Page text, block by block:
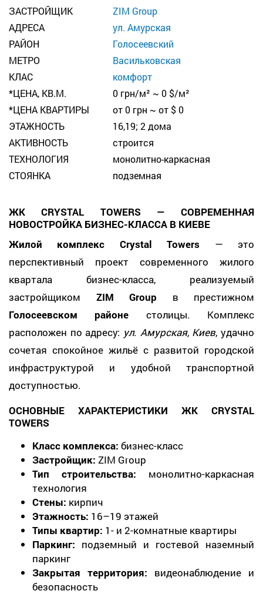
ЗАСТРОЙЩИК
ZIM Group
АДРЕСА
ул. Амурская
РАЙОН
Голосеевский
МЕТРО
Васильковская
КЛАС
комфорт
*ЦЕНА, КВ.М.
0 грн/м² ~ 0 $/м²
*ЦЕНА КВАРТИРЫ
от 0 грн ~ от $ 0
ЭТАЖНОСТЬ
16,19; 2 дома
АКТИВНОСТЬ
строится
ТЕХНОЛОГИЯ
монолитно-каркасная
СТОЯНКА
подземная
ЖК CRYSTAL TOWERS — СОВРЕМЕННАЯ
НОВОСТРОЙКА БИЗНЕС-КЛАССА В КИЕВЕ
Жилой комплекс Crystal Towers — это
перспективный проект современного жилого
квартала бизнес-класса, реализуемый
застройщиком ZIM Group в престижном
Голосеевском районе столицы. Комплекс
расположен по адресу: ул. Амурская, Киев, удачно
сочетая спокойное жильё с развитой городской
инфраструктурой и удобной транспортной
доступностью.
ОСНОВНЫЕ ХАРАКТЕРИСТИКИ ЖК CRYSTAL
TOWERS
Класс комплекса: бизнес-класс
Застройщик: ZIM Group
Тип строительства: монолитно-каркасная
технология
Стены: кирпич
Этажность: 16–19 этажей
Типы квартир: 1- и 2-комнатные квартиры
Паркинг: подземный и гостевой наземный
паркинг
Закрытая территория: видеонаблюдение и
безопасность